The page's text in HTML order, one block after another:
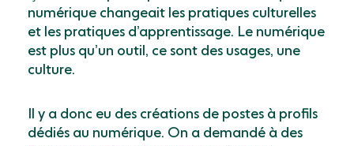
numérique changeait les pratiques culturelles
et les pratiques d’apprentissage. Le numérique
est plus qu’un outil, ce sont des usages, une
culture.
Il y a donc eu des créations de postes à profils
dédiés au numérique. On a demandé à des